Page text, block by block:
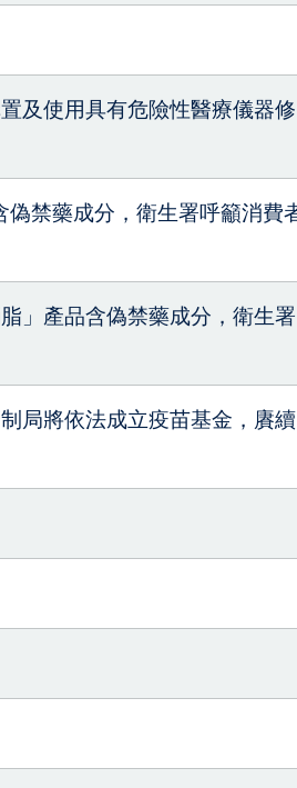
及使用具有危險性醫療儀器修
偽禁藥成分，衛生署呼籲消費
」產品含偽禁藥成分，衛生署
局將依法成立疫苗基金，賡續